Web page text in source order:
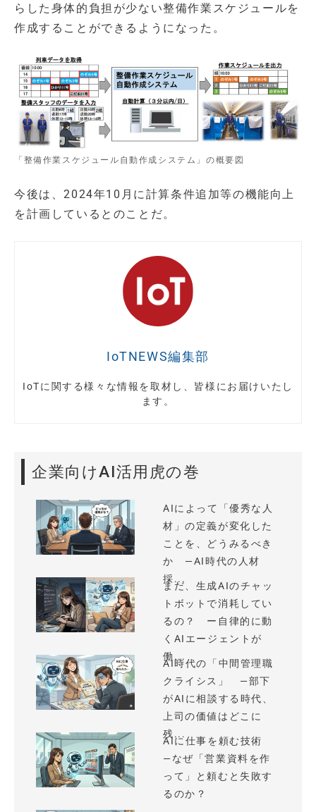
らした身体的負担が少ない整備作業スケジュールを
作成することができるようになった。
「整備作業スケジュール自動作成システム」の概要図
今後は、2024年10月に計算条件追加等の機能向上
を計画しているとのことだ。
IoTNEWS編集部
IoTに関する様々な情報を取材し、皆様にお届けいたし
ます。
企業向けAI活用虎の巻
AIによって「優秀な人
材」の定義が変化した
ことを、どうみるべき
か —AI時代の人材
採...
まだ、生成AIのチャッ
トボットで消耗してい
るの？ ー自律的に動
くAIエージェントが
働...
AI時代の「中間管理職
クライシス」 —部下
がAIに相談する時代、
上司の価値はどこに
残...
AIに仕事を頼む技術
—なぜ「営業資料を作
って」と頼むと失敗す
るのか？